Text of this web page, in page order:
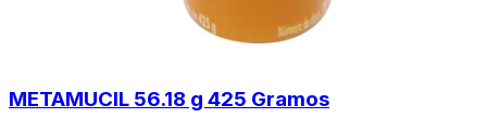
METAMUCIL 56.18 g 425 Gramos